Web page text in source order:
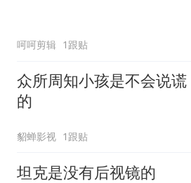
呵呵剪辑 1跟贴
众所周知小孩是不会说谎
的
貂蝉影视 1跟贴
坦克是没有后视镜的